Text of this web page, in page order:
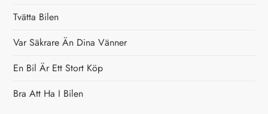
g
e
r
i
Tvätta Bilen
Var Säkrare Än Dina Vänner
En Bil Är Ett Stort Köp
Bra Att Ha I Bilen